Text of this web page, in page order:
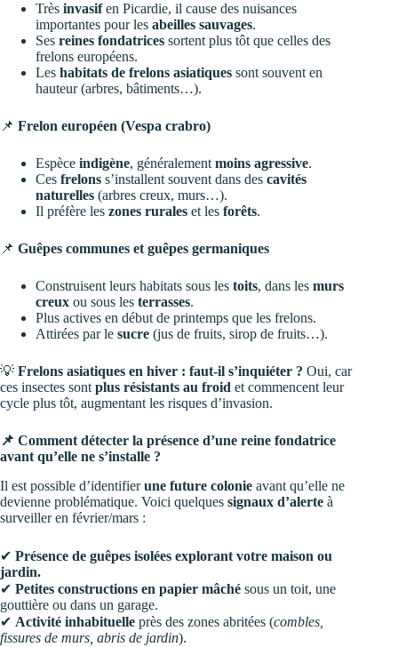
Très invasifen Picardie, il cause des nuisances
importantes pour les abeilles sauvages.
Ses reines fondatrices sortent plus tôt que celles des
frelons européens.
Les habitats de frelons asiatiques sont souvent en
hauteur (arbres, bâtiments…).
📌 Frelon européen (Vespa crabro)
Espèce indigène, généralement moins agressive.
Ces frelons s’installent souvent dans des cavités
naturelles (arbres creux, murs…).
Il préfère les zones rurales et les forêts.
📌 Guêpes communes et guêpes germaniques
Construisent leurs habitats sous les toits, dans les murs
creux ou sous les terrasses.
Plus actives en début de printemps que les frelons.
Attirées par le sucre (jus de fruits, sirop de fruits…).
💡 Frelons asiatiques en hiver : faut-il s’inquiéter ? Oui, car
ces insectes sont plus résistants au froid et commencent leur
cycle plus tôt, augmentant les risques d’invasion.
📌 Comment détecter la présence d’une reine fondatrice
avant qu’elle ne s’installe ?
Il est possible d’identifierune future colonie avant qu’elle ne
devienne problématique. Voici quelques signaux d’alerte à
surveiller en février/mars :
✔ Présence de guêpes isolées explorant votre maison ou
jardin.
✔ Petites constructions en papier mâché sous un toit, une
gouttière ou dans un garage.
✔ Activité inhabituelle près des zones abritées (combles,
fissures de murs, abris de jardin).